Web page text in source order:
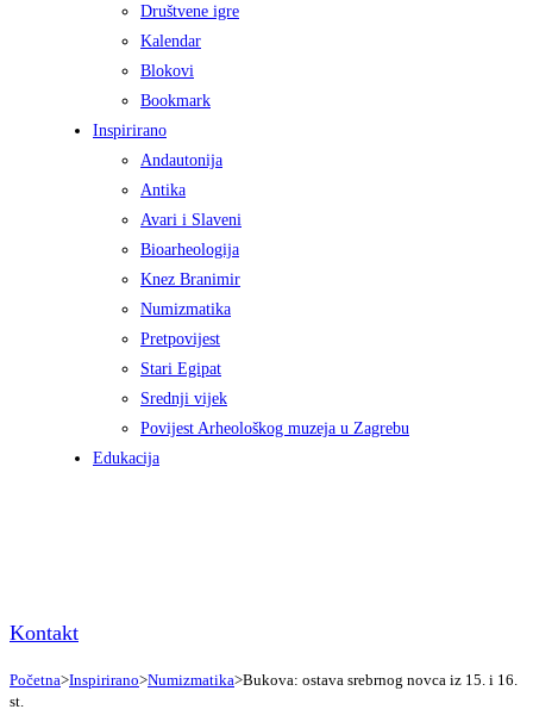
Društvene igre
Kalendar
Blokovi
Bookmark
Inspirirano
Andautonija
Antika
Avari i Slaveni
Bioarheologija
Knez Branimir
Numizmatika
Pretpovijest
Stari Egipat
Srednji vijek
Povijest Arheološkog muzeja u Zagrebu
Edukacija
Kontakt
Početna>Inspirirano>Numizmatika>Bukova: ostava srebrnog novca iz 15. i 16.
st.